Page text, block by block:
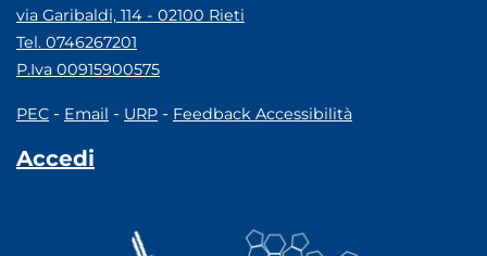
via Garibaldi, 114 - 02100 Rieti
Tel. 0746267201
P.Iva 00915900575
PEC - Email - URP - Feedback Accessibilità
Accedi